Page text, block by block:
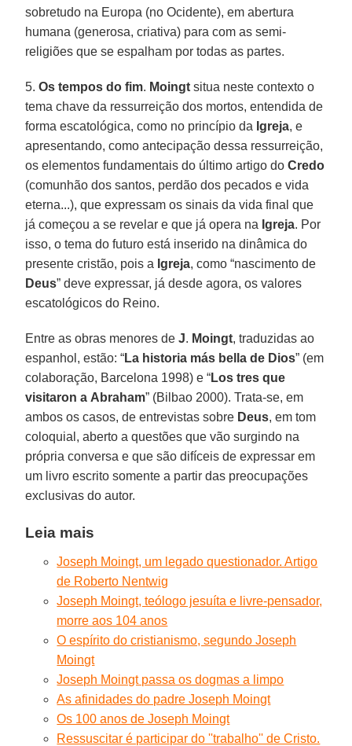
sobretudo na Europa (no Ocidente), em abertura
humana (generosa, criativa) para com as semi-
religiões que se espalham por todas as partes.
5.Os tempos do fim. Moingt situa neste contexto o
tema chave da ressurreição dos mortos, entendida de
forma escatológica, como no princípio da Igreja, e
apresentando, como antecipação dessa ressurreição,
os elementos fundamentais do último artigo doCredo
(comunhão dos santos, perdão dos pecados e vida
eterna...), que expressam os sinais da vida final que
já começou a se revelar e que já opera na Igreja. Por
isso, o tema do futuro está inserido na dinâmica do
presente cristão, pois a Igreja, como “nascimento de
Deus” deve expressar, já desde agora, os valores
escatológicos do Reino.
Entre as obras menores deJ. Moingt, traduzidas ao
espanhol, estão: “La historia más bella de Dios” (em
colaboração, Barcelona 1998) e “Los tres que
visitaron a Abraham” (Bilbao 2000). Trata-se, em
ambos os casos, de entrevistas sobre Deus, em tom
coloquial, aberto a questões que vão surgindo na
própria conversa e que são difíceis de expressar em
um livro escrito somente a partir das preocupações
exclusivas do autor.
Leia mais
Joseph Moingt, um legado questionador. Artigo
de Roberto Nentwig
Joseph Moingt, teólogo jesuíta e livre-pensador,
morre aos 104 anos
O espírito do cristianismo, segundo Joseph
Moingt
Joseph Moingt passa os dogmas a limpo
As afinidades do padre Joseph Moingt
Os 100 anos de Joseph Moingt
Ressuscitar é participar do ''trabalho'' de Cristo.